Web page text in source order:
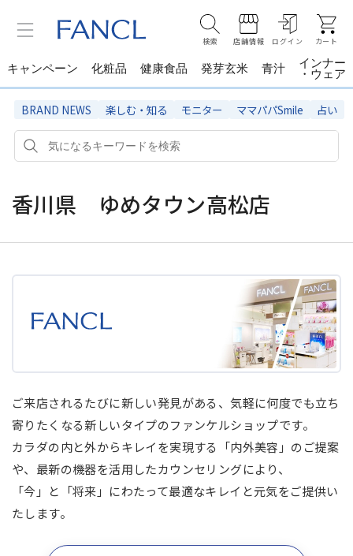
検索 店舗情報 ログイン カート
キャンペーン 化粧品 健康食品 発芽玄米 青汁
インナー
・ウェア
BRAND NEWS 楽しむ・知る モニター ママパパSmile 占い
香川県 ゆめタウン高松店
ご来店されるたびに新しい発見がある、気軽に何度でも立ち
寄りたくなる新しいタイプのファンケルショップです。
カラダの内と外からキレイを実現する「内外美容」のご提案
や、最新の機器を活用したカウンセリングにより、
「今」と「将来」にわたって最適なキレイと元気をご提供い
たします。